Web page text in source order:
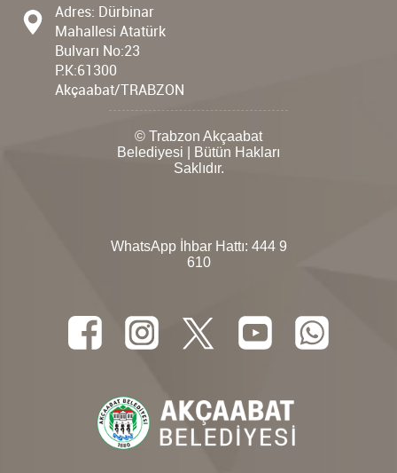
Adres: Dürbinar
Mahallesi Atatürk
Bulvarı No:23
P.K:61300
Akçaabat/TRABZON
© Trabzon Akçaabat
Belediyesi | Bütün Hakları
Saklıdır.
WhatsApp İhbar Hattı: 444 9
610